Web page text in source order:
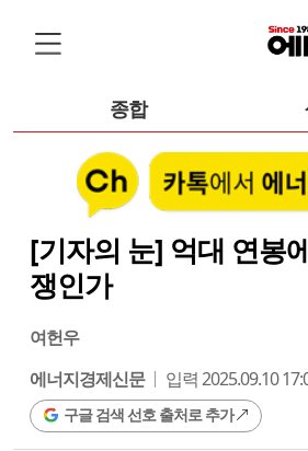
종합
[기자의 눈] 억대 연봉
쟁인가
여헌우
에너지경제신문
입력 2025.09.10
구글 검색 선호 출처로 추가